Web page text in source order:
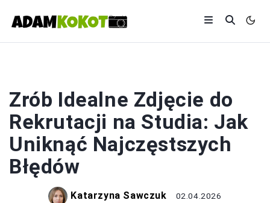
Zrób Idealne Zdjęcie do
Rekrutacji na Studia: Jak
Uniknąć Najczęstszych
Błędów
Katarzyna Sawczuk 02.04.2026